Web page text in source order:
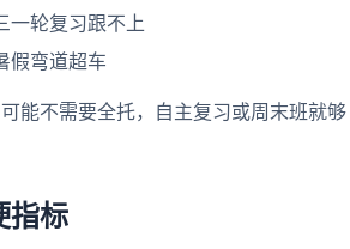
一轮复习跟不上
假弯道超车
能不需要全托，自主复习或周末班就够
指标